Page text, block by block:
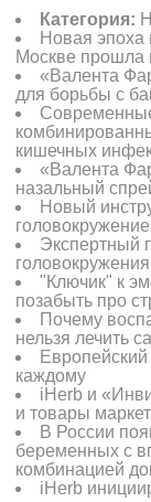
Категория:
Новая
Москве
«Валента
для борьбы с
кишечных
«Валента
назальный
Новый
Экспертный
головокружения
"Ключик" к
позабыть про
Почему
нельзя лечить
каждому
iHerb и
и товары
В России
беременных с
комбинацией
iHerb